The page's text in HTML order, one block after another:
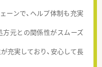
ーンで、ヘルプ体制も充実
元との関係性がスムーズ
充実しており、安心して長